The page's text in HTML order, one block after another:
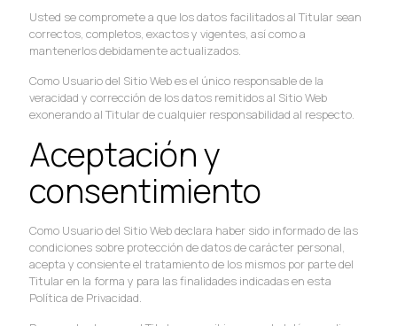
Usted se compromete a que los datos facilitados al Titular sean
correctos, completos, exactos y vigentes, así como a
mantenerlos debidamente actualizados.
Como Usuario del Sitio Web es el único responsable de la
veracidad y corrección de los datos remitidos al Sitio Web
exonerando al Titular de cualquier responsabilidad al respecto.
Aceptación y
consentimiento
Como Usuario del Sitio Web declara haber sido informado de las
condiciones sobre protección de datos de carácter personal,
acepta y consiente el tratamiento de los mismos por parte del
Titular en la forma y para las finalidades indicadas en esta
Política de Privacidad.